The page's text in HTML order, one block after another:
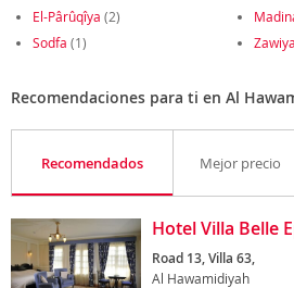
El-Pârûqîya (2)
Sodfa (1)
Recomendaciones para ti en Al
Recomendados Mejor precio
Hotel Villa Belle
Road 13, Villa 63,
Al Hawamidiyah